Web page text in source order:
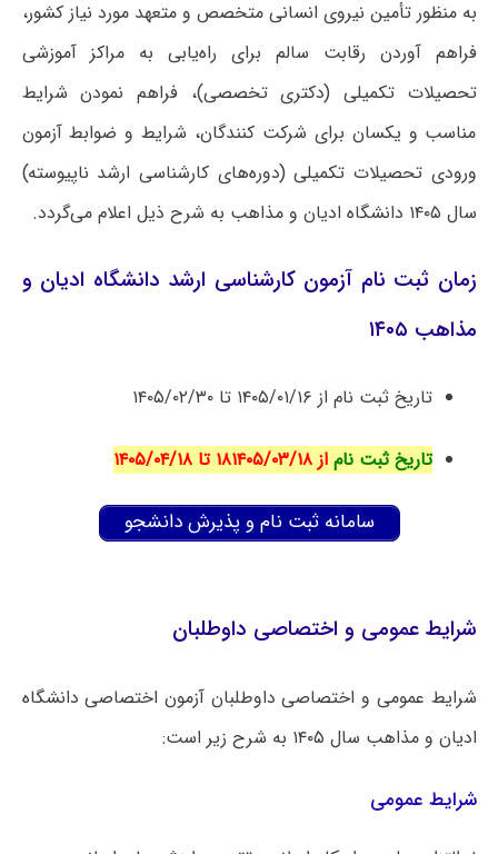
به منظور تأمین نیروی انسانی متخصص و متعهد مورد نیاز کشور،
فراهم آوردن رقابت سالم برای راه‌یابی به مراکز آموزشی
تحصیلات تکمیلی (دکتری تخصصی)، فراهم نمودن شرایط
مناسب و یکسان برای شرکت کنندگان، شرایط و ضوابط آزمون
ورودی تحصیلات تکمیلی (دوره‌های کارشناسی ارشد ناپیوسته)
سال ۱۴۰۵ دانشگاه ادیان و مذاهب به شرح ذیل اعلام می‌گردد.
زمان ثبت نام آزمون کارشناسی ارشد دانشگاه ادیان و
مذاهب ۱۴۰۵
تاریخ ثبت نام از ۱۴۰۵/۰۱/۱۶ تا ۱۴۰۵/۰۲/۳۰
تاریخ ثبت ناماز ۱۸۱۴۰۵/۰۳/۱۸ تا ۱۴۰۵/۰۴/۱۸
سامانه ثبت نام و پذیرش دانشجو
شرایط عمومی و اختصاصی داوطلبان
شرایط عمومی و اختصاصی داوطلبان آزمون اختصاصی دانشگاه
ادیان و مذاهب سال ۱۴۰۵ به شرح زیر است:
شرایط عمومی